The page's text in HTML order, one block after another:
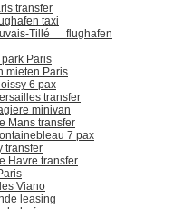
transfer
taxi
Tillé flughafen
Paris
mieten Paris
6 pax
transfer
minivan
Mans transfer
7 pax
transfer
Havre transfer
Viano
leasing